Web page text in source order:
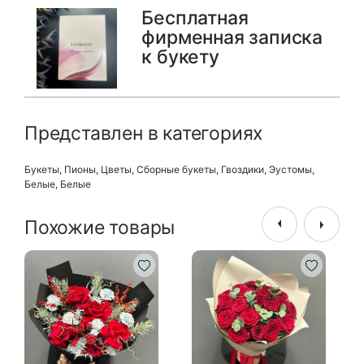
Бесплатная
фирменная записка
к букету
Представлен в категориях
Букеты, Пионы, Цветы, Сборные букеты, Гвоздики, Эустомы,
Белые, Белые
Похожие товары